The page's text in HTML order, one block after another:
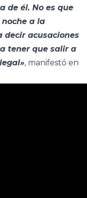
de él. No es que
a la
decir acusaciones
tener que salir a
, manifestó en